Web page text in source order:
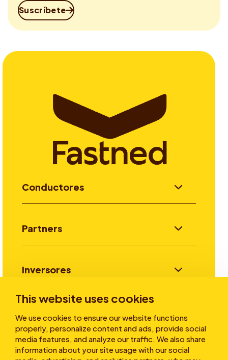
This website uses cookies
We use cookies to ensure our website functions
properly, personalize content and ads, provide social
media features, and analyze our traffic. We also share
information about your site usage with our social
Suscríbete
Conductores
Partners
Inversores
Sobre nosotros